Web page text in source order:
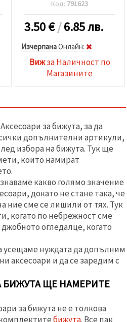
Код: 791623
3.50€/6.85 лв.
ИзчерпанаOнлайн:
Вижза Наличност по
Магазините
за бижута, за да
допълнителни артикули,
избора на бижута. Тук ще
които намират
какво голямо значение
докато не стане така, че
ние сме се лишили от тях. Тук
когато по небрежност сме
огледалце, когато
усещаме нуждата да допълним
аксесоари и да се заредим с
БИЖУТА ЩЕ НАМЕРИТЕ
за бижута не е толкова
бижута. Все пак